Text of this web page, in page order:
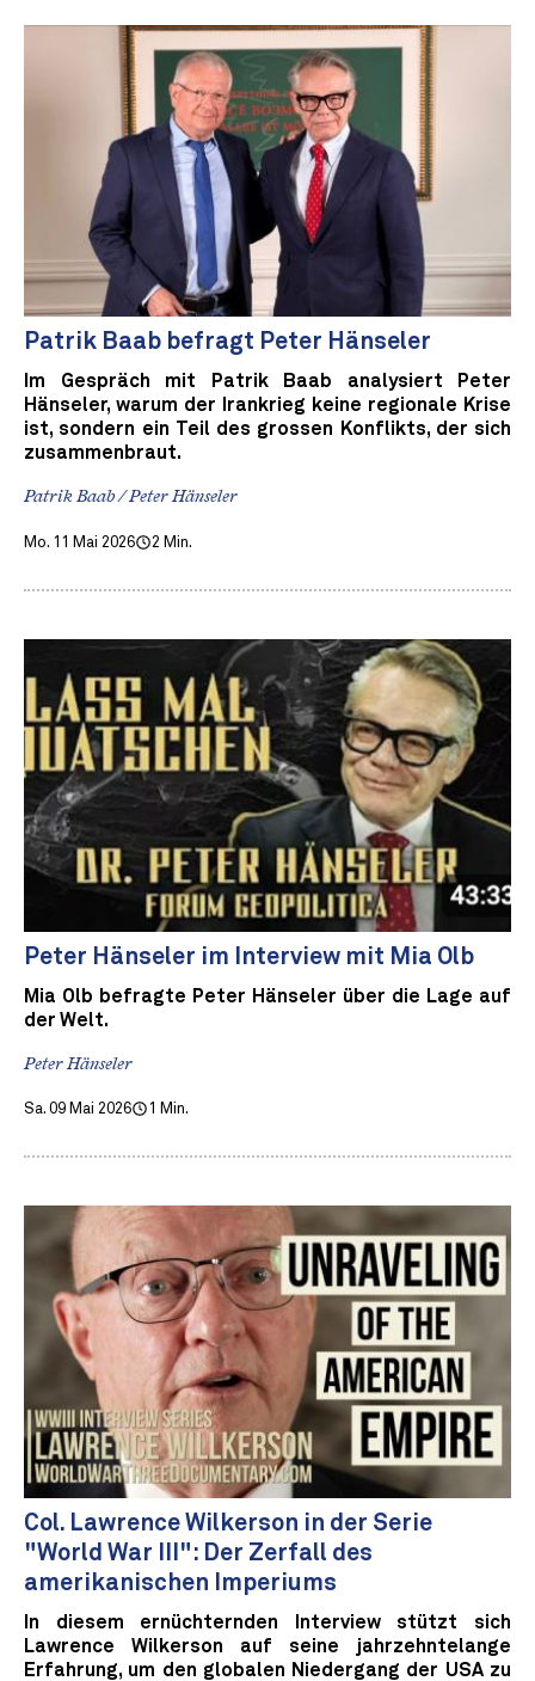
Patrik Baab befragt Peter Hänseler
Im Gespräch mit Patrik Baab analysiert Peter
Hänseler, warum der Irankrieg keine regionale Krise
ist, sondern ein Teil des grossen Konflikts, der sich
zusammenbraut.
Patrik Baab / Peter Hänseler
Mo. 11 Mai 2026 2 Min.
Peter Hänseler im Interview mit Mia Olb
Mia Olb befragte Peter Hänseler über die Lage auf
der Welt.
Peter Hänseler
Sa. 09 Mai 2026 1 Min.
Col. Lawrence Wilkerson in der Serie
"World War III": Der Zerfall des
amerikanischen Imperiums
In diesem ernüchternden Interview stützt sich
Lawrence Wilkerson auf seine jahrzehntelange
Erfahrung, um den globalen Niedergang der USA zu